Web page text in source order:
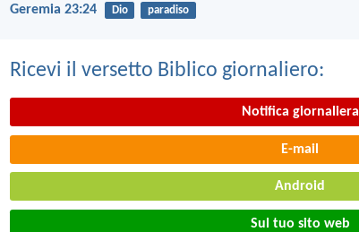
Geremia 23:24 Dio paradiso
Ricevi il versetto Biblico giornaliero:
Notifica giornaliera
E-mail
Android
Sul tuo sito web